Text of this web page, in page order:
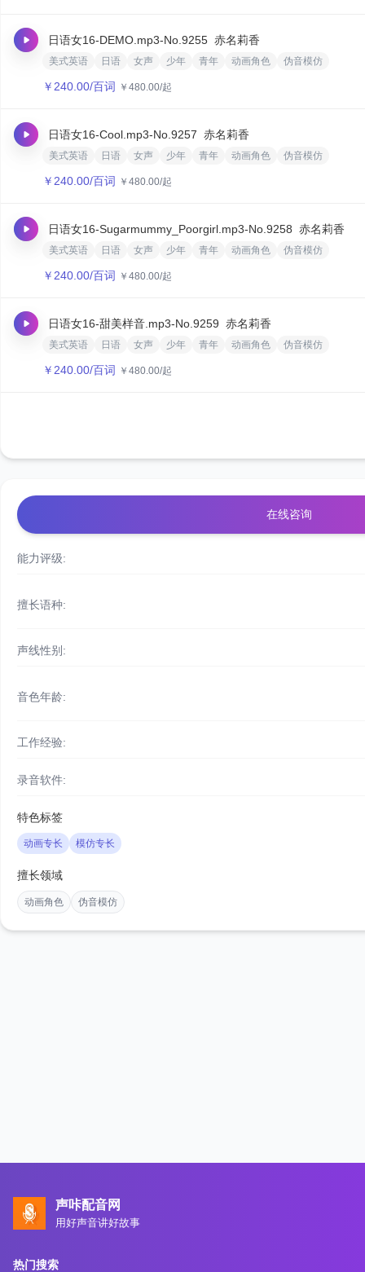
日语女16-DEMO.mp3-No.9255 赤名莉香
美式英语 日语 女声 少年 青年 动画角色 伪音模仿
￥ 240.00/百词 ￥ 480.00/起
日语女16-Cool.mp3-No.9257 赤名莉香
美式英语 日语 女声 少年 青年 动画角色 伪音模仿
￥ 240.00/百词 ￥ 480.00/起
日语女16-Sugarmummy_Poorgirl.mp3-No.9258 赤名莉香
美式英语 日语 女声 少年 青年 动画角色 伪音模仿
￥ 240.00/百词 ￥ 480.00/起
日语女16-甜美样音.mp3-No.9259 赤名莉香
美式英语 日语 女声 少年 青年 动画角色 伪音模仿
￥ 240.00/百词 ￥ 480.00/起
在线咨询
能力评级:
擅长语种:
声线性别:
音色年龄:
工作经验:
录音软件:
特色标签
动画专长 模仿专长
擅长领域
动画角色 伪音模仿
声咔配音网
用好声音讲好故事
热门搜索